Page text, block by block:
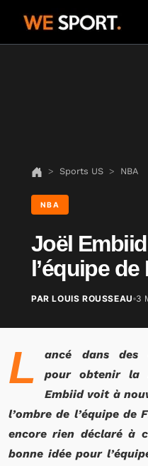
Sports US NBA
NBA
Joël
l’équipe de
PAR LOUIS ROUSSEAU 3
L
ancé dans des
pour obtenir la
Embiid voit à
l’ombre de l’équipe de
encore rien déclaré à
bonne idée pour